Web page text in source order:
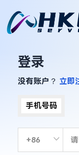
登录
没有账户？ 立即
手机号码